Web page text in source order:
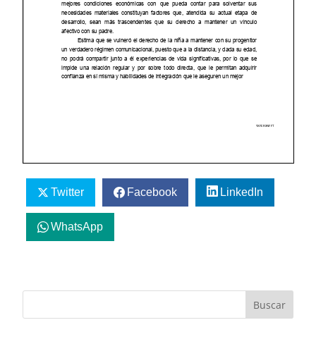
Twitter Facebook LinkedIn
WhatsApp